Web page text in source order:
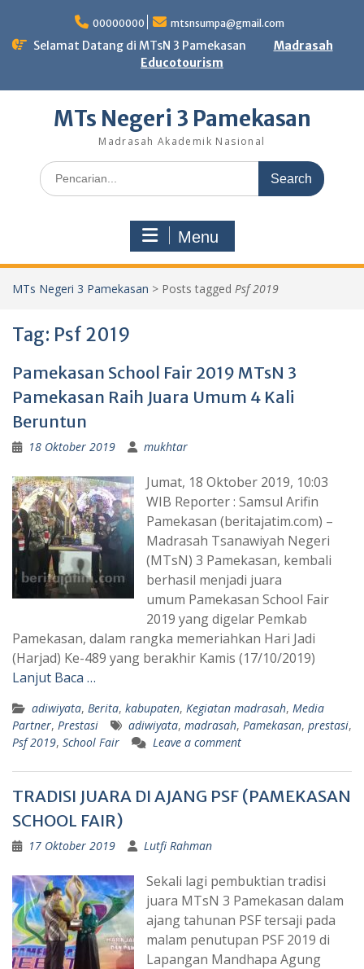
content
00000000 mtsnsumpa@gmail.com
Selamat Datang di MTsN 3 Pamekasan
Madrasah
Educotourism
MTs Negeri 3 Pamekasan
Madrasah Akademik Nasional
Search
for:
Menu
MTs Negeri 3 Pamekasan > Posts tagged Psf 2019
Tag: Psf 2019
Pamekasan School Fair 2019 MTsN 3
Pamekasan Raih Juara Umum 4 Kali
Beruntun
18 Oktober 2019 mukhtar
Jumat, 18 Oktober 2019, 10:03
WIB Reporter : Samsul Arifin
Pamekasan (beritajatim.com) –
Madrasah Tsanawiyah Negeri
(MTsN) 3 Pamekasan, kembali
berhasil menjadi juara
umum Pamekasan School Fair
2019 yang digelar Pemkab
Pamekasan, dalam rangka memeriahkan Hari Jadi
(Harjad) Ke-489 yang berakhir Kamis (17/10/2019)
Lanjut Baca …
adiwiyata, Berita, kabupaten, Kegiatan madrasah, Media
Partner, Prestasi adiwiyata, madrasah, Pamekasan, prestasi,
Psf 2019, School Fair Leave a comment
TRADISI JUARA DI AJANG PSF (PAMEKASAN
SCHOOL FAIR)
17 Oktober 2019 Lutfi Rahman
Sekali lagi pembuktian tradisi
juara MTsN 3 Pamekasan dalam
ajang tahunan PSF tersaji pada
malam penutupan PSF 2019 di
Lapangan Mandhapa Agung